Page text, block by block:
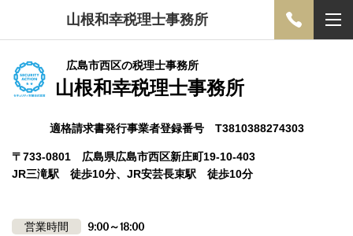
山根和幸税理士事務所
広島市西区の税理士事務所
山根和幸税理士事務所
適格請求書発行事業者登録番号 T3810388274303
〒733-0801 広島県広島市西区新庄町19-10-403
JR三滝駅 徒歩10分、JR安芸長束駅 徒歩10分
営業時間 9:00～18:00